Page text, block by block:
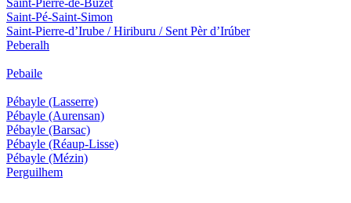
Saint-Pierre-de-Buzet
Saint-Pé-Saint-Simon
Saint-Pierre-d’Irube / Hiriburu / Sent Pèr d’Irúber
Peberalh
Pebaile
Pébayle (Lasserre)
Pébayle (Aurensan)
Pébayle (Barsac)
Pébayle (Réaup-Lisse)
Pébayle (Mézin)
Perguilhem